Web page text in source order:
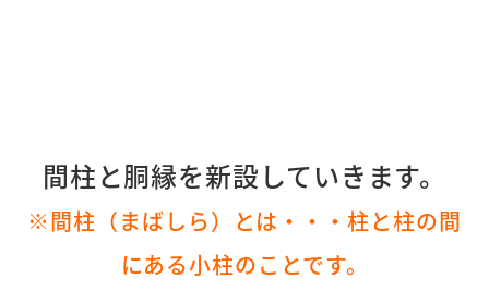
間柱と胴縁を新設していきます。
※間柱（まばしら）とは・・・柱と柱の間
にある小柱のことです。